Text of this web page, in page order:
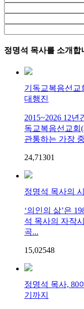
정명석 목사를 소개합
기독교복음선교
대행진
2015~2026 12
독교복음선교회
관통하는 가장
24,71301
정명석 목사의
‘의인의 삶’은
석 목사의 자작
곡...
15,02548
정명석 목사, 80
기까지